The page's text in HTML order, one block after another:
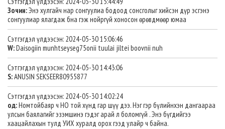
Зочин:Энэ хулгайч нар сонгуулиа бодоод сонсголыг хийсэн дүр эсгэнэ
сонгуулиар ялагдаж бна гэж нойргүй хоносон өрөвдмөөр юмаа
Сэтгэгдэл үлдээсэн: 2024-05-30 15:06:46
W:Daisogiin munhtseyseg75onii tuulai jiltei boovnii nuh
Сэтгэгдэл үлдээсэн: 2024-05-30 14:43:06
S:ANUSIN SEKSEER80955877
Сэтгэгдэл үлдээсэн: 2024-05-30 14:02:24
од:Номтойбаяр ч НО той хүнд гар шүү дээ. Нэг гэр бүлийнхэн дангаараа
улсын баялагийг эзэмшинэ гэдэг арай л боломгүй . Энэ бүгдийгээ
хаацайлахын тулд УИХ хуралд орох гээд улайр ч байна.